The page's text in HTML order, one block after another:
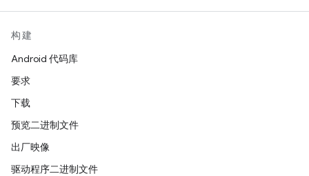
构建
Android 代码库
要求
下载
预览二进制文件
出厂映像
驱动程序二进制文件